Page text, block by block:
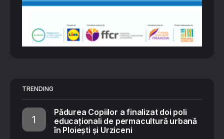
TRENDING
Pădurea Copiilor a finalizat doi poli
educaționali de permacultură urbană
în Ploiești și Urziceni